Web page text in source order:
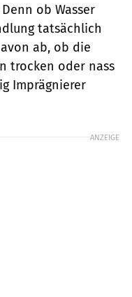
ob Wasser
tatsächlich
ab, ob die
trocken oder nass
Imprägnierer
ANZEIGE